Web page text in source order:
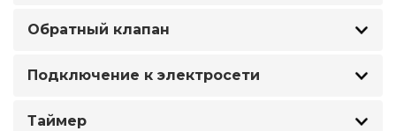
Обратный клапан
Подключение к электросети
Таймер